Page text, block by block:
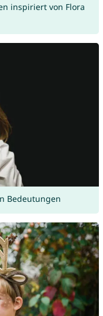
inspiriert von Flora
Bedeutungen